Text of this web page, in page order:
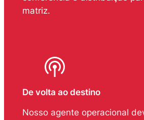
matriz.
De volta ao destino
Nosso agente operacional